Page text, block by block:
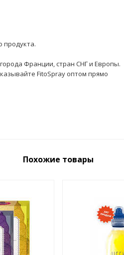
продукта.
Франции, стран СНГ и Европы.
FitoSpray оптом прямо
Похожие товары